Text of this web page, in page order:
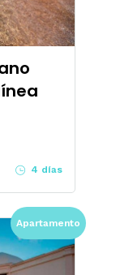
4 días
Apartamento